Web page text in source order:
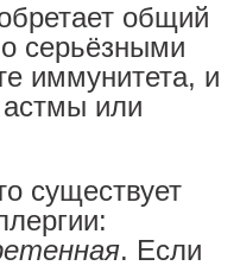
общий
серьёзными
иммунитета, и
астмы или
существует
. Если